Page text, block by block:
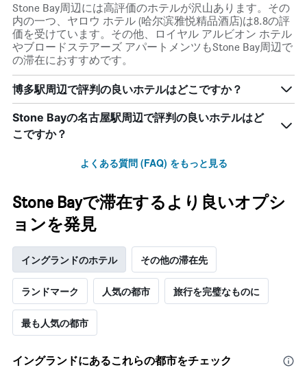
Stone Bay周辺には高評価のホテルが沢山あります。その
内の一つ、ヤロウ ホテル (哈尔滨雅悦精品酒店)は8.8の評
価を受けています。その他、ロイヤル アルビオン ホテル
やブロードステアーズ アパートメンツもStone Bay周辺で
の滞在におすすめです。
博多駅周辺で評判の良いホテルはどこですか？
Stone Bayの名古屋駅周辺で評判の良いホテルはど
こですか？
よくある質問 (FAQ) をもっと見る
Stone Bayで滞在するより良いオプシ
ョンを発見
イングランドのホテル その他の滞在先
ランドマーク 人気の都市 旅行を完璧なものに
最も人気の都市
イングランド​にあるこれらの都市をチェック